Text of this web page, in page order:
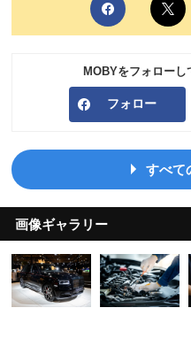
MOBYをフォローし
フォロー
すべて
画像ギャラリー